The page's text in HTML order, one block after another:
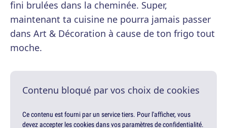
fini brulées dans la cheminée. Super,
maintenant ta cuisine ne pourra jamais passer
dans Art & Décoration à cause de ton frigo tout
moche.
Contenu bloqué par vos choix de cookies
Ce contenu est fourni par un service tiers. Pour l'afficher, vous
devez accepter les cookies dans vos paramètres de confidentialité.